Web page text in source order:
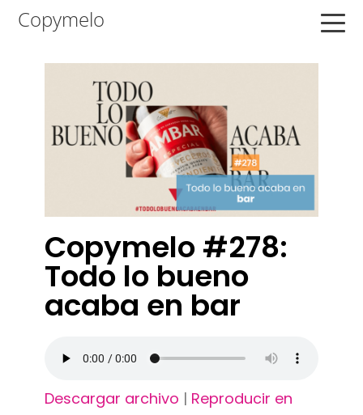
Saltar
Saltar
contenido
Saltar
principal
Copymelo
Copymelo #278:
Todo lo bueno
acaba en bar
Descargar archivo | Reproducir en